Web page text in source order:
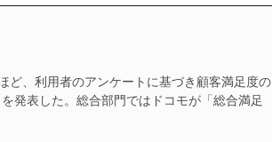
ど、利用者のアンケートに基づき顧客満足度の
発表した。総合部門ではドコモが「総合満足